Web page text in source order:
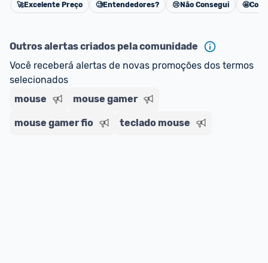
Cancelar
🚀Excelente Preço 🧐Entendedores? 😢 Não Consegui 🤩
Outros alertas criados pela comunidade
Você receberá alertas de novas promoções dos termos
selecionados
mouse
mouse gamer
mouse gamer fio teclado mouse